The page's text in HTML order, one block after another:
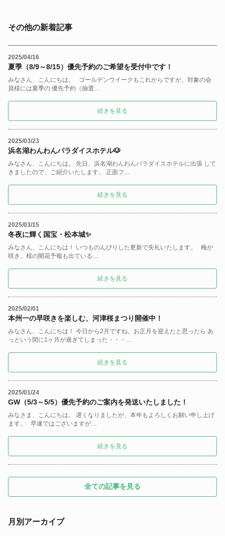
その他の新着記事
2025/04/16
夏季（8/9～8/15）優先予約のご希望を受付中です！
みなさん、こんにちは。 ゴールデンウイークもこれからですが、対象の会
員様には夏季の 優先予約（抽選…
続きを見る
2025/03/23
浜名湖わんわんパラダイスホテル🐶
みなさん、こんにちは。 先日、浜名湖わんわんパラダイスホテルに出張 して
きましたので、ご紹介いたします。 正面フ…
続きを見る
2025/03/15
冬夜に輝く国宝・松本城✨
みなさん、こんにちは！ いつものんびりした更新で失礼いたします。 梅が
咲き、桜の開花予報も出ている…
続きを見る
2025/02/01
本州一の早咲きを楽しむ、河津桜まつり開催中！
みなさん、こんにちは！ 今日から2月ですね。お正月を迎えたと思ったら あ
っという間に1ヶ月が過ぎてしまった・・・…
続きを見る
2025/01/24
GW（5/3～5/5）優先予約のご案内を発送いたしました！
みなさま、こんにちは。 遅くなりましたが、本年もよろしくお願い申し上げ
ます。 早速ではございますが…
続きを見る
全ての記事を見る
月別アーカイブ